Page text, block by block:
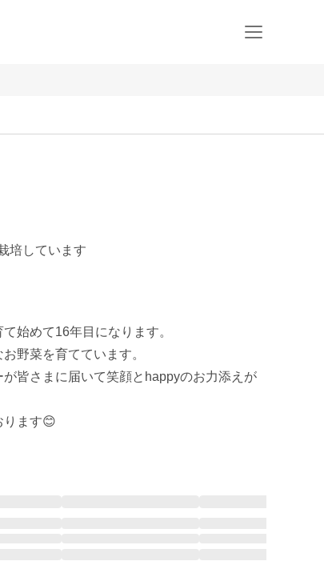
培しています
始めて16年目になります。
野菜を育てています。
皆さまに届いて笑顔とhappyのお力添えが
ります😊